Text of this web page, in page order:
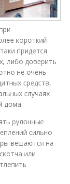
короткий
придется.
либо доверить
не очень
средств,
случаях
дома.
рулонные
сильно
вешаются на
или